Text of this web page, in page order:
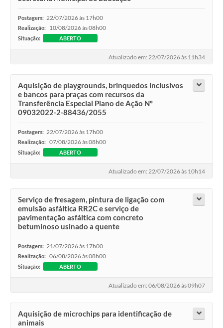
Postagem: 22/07/2026 às 17h00
Realização: 10/08/2026 às 08h00
Situação: ABERTO
Atualizado em: 22/07/2026 às 11h34
Aquisição de playgrounds, brinquedos inclusivos
e bancos para praças com recursos da
Transferência Especial Plano de Ação Nº
09032022-2-88436/2055
Postagem: 22/07/2026 às 17h00
Realização: 07/08/2026 às 08h00
Situação: ABERTO
Atualizado em: 22/07/2026 às 10h14
Serviço de fresagem, pintura de ligação com
emulsão asfáltica RR2C e serviço de
pavimentação asfáltica com concreto
betuminoso usinado a quente
Postagem: 21/07/2026 às 17h00
Realização: 06/08/2026 às 08h00
Situação: ABERTO
Atualizado em: 06/08/2026 às 09h07
Aquisição de microchips para identificação de
animais